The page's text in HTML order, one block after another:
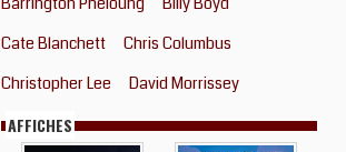
Cate Blanchett
Chris Columbus
Christopher Lee
David Morrissey
AFFICHES